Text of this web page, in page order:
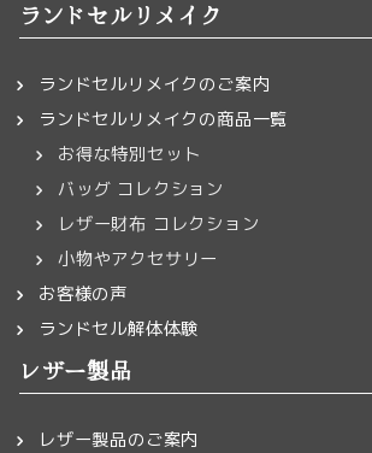
ランドセルリメイク
ランドセルリメイクのご案内
ランドセルリメイクの商品一覧
お得な特別セット
バッグ コレクション
レザー財布 コレクション
小物やアクセサリー
お客様の声
ランドセル解体体験
レザー製品
レザー製品のご案内